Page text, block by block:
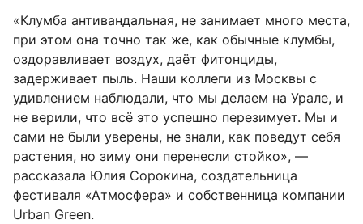
«Клумба антивандальная, не занимает много места,
при этом она точно так же, как обычные клумбы,
оздоравливает воздух, даёт фитонциды,
задерживает пыль. Наши коллеги из Москвы с
удивлением наблюдали, что мы делаем на Урале, и
не верили, что всё это успешно перезимует. Мы и
сами не были уверены, не знали, как поведут себя
растения, но зиму они перенесли стойко», —
рассказала Юлия Сорокина, создательница
фестиваля «Атмосфера» и собственница компании
Urban Green.